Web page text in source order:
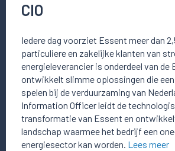
CIO
Iedere dag voorziet Essent meer dan
particuliere en zakelijke klanten van
energieleverancier is onderdeel van de
ontwikkelt slimme oplossingen die
spelen bij de verduurzaming van
Information Officer leidt de
transformatie van Essent en
landschap waarmee het bedrijf een
energiesector kan worden. Lees meer